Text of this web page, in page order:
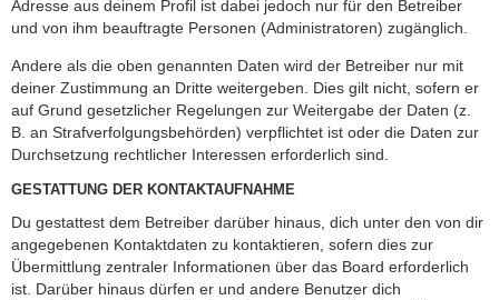
Adresse aus deinem Profil ist dabei jedoch nur für den Betreiber
und von ihm beauftragte Personen (Administratoren) zugänglich.
Andere als die oben genannten Daten wird der Betreiber nur mit
deiner Zustimmung an Dritte weitergeben. Dies gilt nicht, sofern er
auf Grund gesetzlicher Regelungen zur Weitergabe der Daten (z.
B. an Strafverfolgungsbehörden) verpflichtet ist oder die Daten zur
Durchsetzung rechtlicher Interessen erforderlich sind.
GESTATTUNG DER KONTAKTAUFNAHME
Du gestattest dem Betreiber darüber hinaus, dich unter den von dir
angegebenen Kontaktdaten zu kontaktieren, sofern dies zur
Übermittlung zentraler Informationen über das Board erforderlich
ist. Darüber hinaus dürfen er und andere Benutzer dich